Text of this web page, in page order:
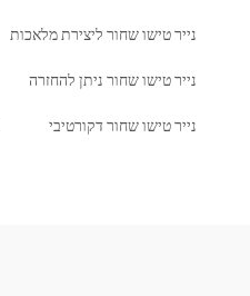
נייר טישו שחור ליצירת מלאכות
נייר טישו שחור ניתן להחזרה
נייר טישו שחור דקורטיבי